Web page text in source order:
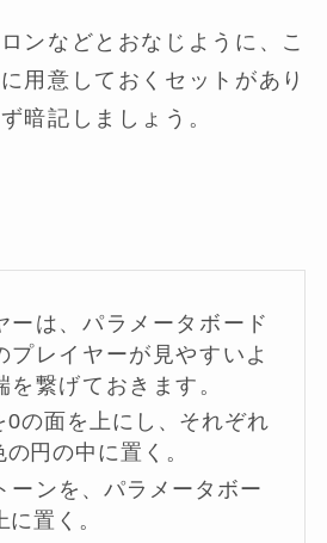
ンなどとおなじように、こ
用意しておくセットがあり
暗記しましょう。
ーは、パラメータボード
プレイヤーが見やすいよ
を繋げておきます。
0の面を上にし、それぞれ
円の中に置く。
ーン を、パラメータボー
に置く。